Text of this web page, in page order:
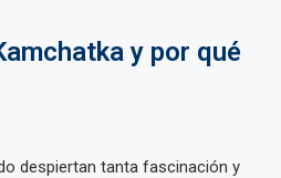
y por qué
despiertan tanta fascinación y